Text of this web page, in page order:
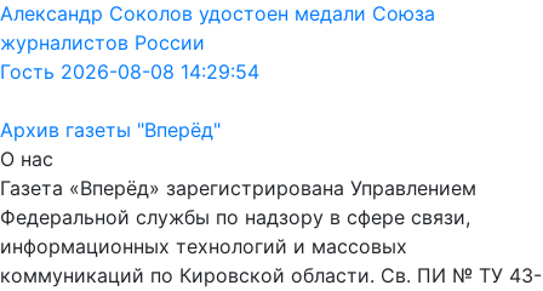
Александр Соколов удостоен медали Союза
журналистов России
Гость 2026-08-08 14:29:54
Архив газеты "Вперёд"
О нас
Газета «Вперёд» зарегистрирована Управлением
Федеральной службы по надзору в сфере связи,
информационных технологий и массовых
коммуникаций по Кировской области. Св. ПИ № ТУ 43-